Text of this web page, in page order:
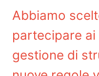
Abbiamo
partecipare ai
gestione di